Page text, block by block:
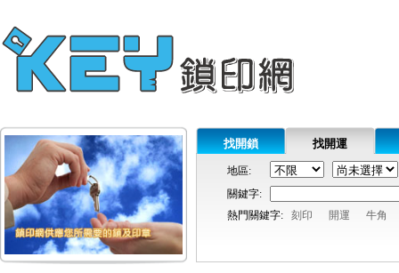
找開鎖 找開運
地區:
關鍵字:
熱門關鍵字: 刻印 開運 牛角